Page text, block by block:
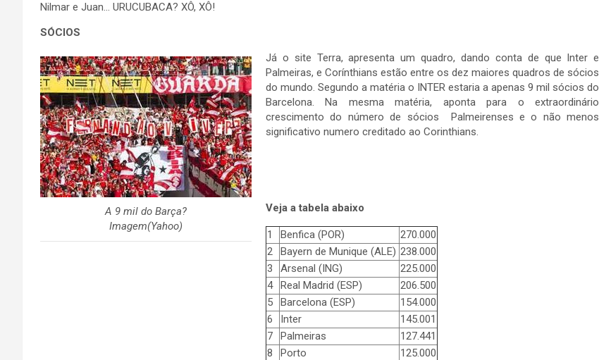
Nilmar e Juan… URUCUBACA? XÔ, XÔ!
SÓCIOS
A 9 mil do Barça?
Imagem(Yahoo)
Já o site Terra, apresenta um quadro, dando conta de que Inter e
Palmeiras, e Corínthians estão entre os dez maiores quadros de sócios
do mundo. Segundo a matéria o INTER estaria a apenas 9 mil sócios do
Barcelona. Na mesma matéria, aponta para o extraordinário
crescimento do número de sócios Palmeirenses e o não menos
significativo numero creditado ao Corinthians.
Veja a tabela abaixo
1 Benfica (POR)
270.000
2
Bayern de Munique (ALE) 238.000
3
Arsenal (ING)
225.000
4
Real Madrid (ESP)
206.500
5
Barcelona (ESP)
154.000
6
Inter
145.001
7
Palmeiras
127.441
8
Porto
125.000